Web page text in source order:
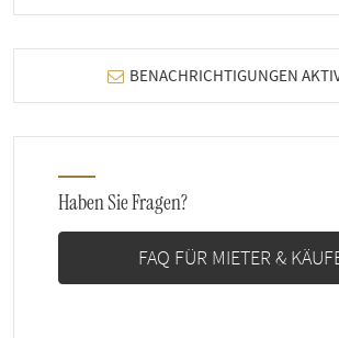
BENACHRICHTIGUNGEN
Haben Sie Fragen?
FAQ FÜR MIETER &